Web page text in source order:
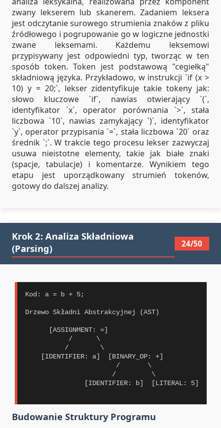
zwany lekserem lub skanerem. Zadaniem leksera
jest odczytanie surowego strumienia znaków z pliku
źródłowego i pogrupowanie go w logiczne jednostki
zwane leksemami. Każdemu leksemowi
przypisywany jest odpowiedni typ, tworząc w ten
sposób token. Token jest podstawową "cegiełką"
składniową języka. Przykładowo, w instrukcji `if (x >
10) y = 20;`, lekser zidentyfikuje takie tokeny jak:
słowo kluczowe `if`, nawias otwierający `(`,
identyfikator `x`, operator porównania `>`, stała
liczbowa `10`, nawias zamykający `)`, identyfikator
`y`, operator przypisania `=`, stała liczbowa `20` oraz
średnik `;`. W trakcie tego procesu lekser zazwyczaj
usuwa nieistotne elementy, takie jak białe znaki
(spacje, tabulacje) i komentarze. Wynikiem tego
etapu jest uporządkowany strumień tokenów,
gotowy do dalszej analizy.
Krok 2: Analiza Składniowa
(Parsing)
24/50
Budowanie Struktury Programu
Kod: a = b + 5;
Drzewo Składni Abstrakcyjnej (AST)
      [ASSIGNMENT: =]
           /      \
          /        \
    [IDENTIFIER: a]  [BINARY_OP: +]
                       /       \
                      /         \
               [IDENTIFIER: b]  [LITERAL: 5]